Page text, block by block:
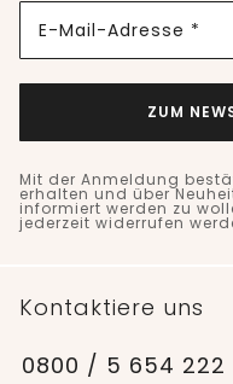
E-Mail-Adresse *
ZUM
Mit der Anmeldung
erhalten und über
informiert werden zu
jederzeit widerrufen
Kontaktiere uns
0800 / 5 654 222